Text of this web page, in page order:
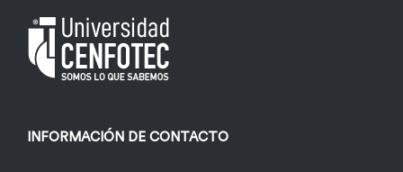
INFORMACIÓN DE CONTACTO